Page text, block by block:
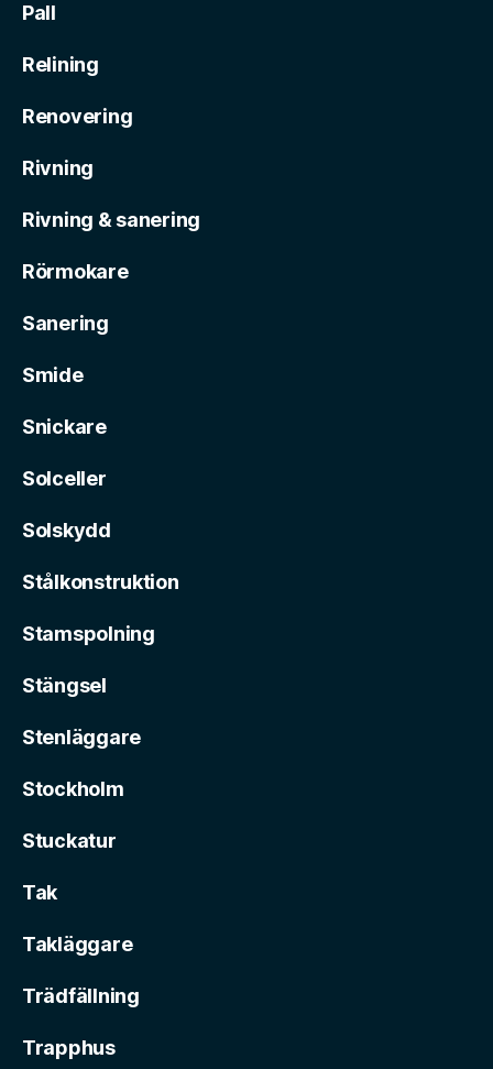
Pall
Relining
Renovering
Rivning
Rivning & sanering
Rörmokare
Sanering
Smide
Snickare
Solceller
Solskydd
Stålkonstruktion
Stamspolning
Stängsel
Stenläggare
Stockholm
Stuckatur
Tak
Takläggare
Trädfällning
Trapphus